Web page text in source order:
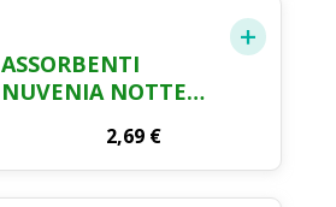
ASSORBENTI
NUVENIA NOTTE
2,69 €